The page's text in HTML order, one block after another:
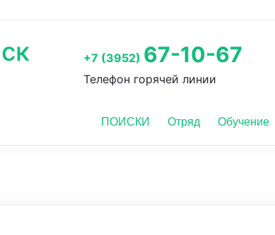
+7 (3952) 67-10-67
Телефон горячей линии
ПОИСКИ Отряд Обучение